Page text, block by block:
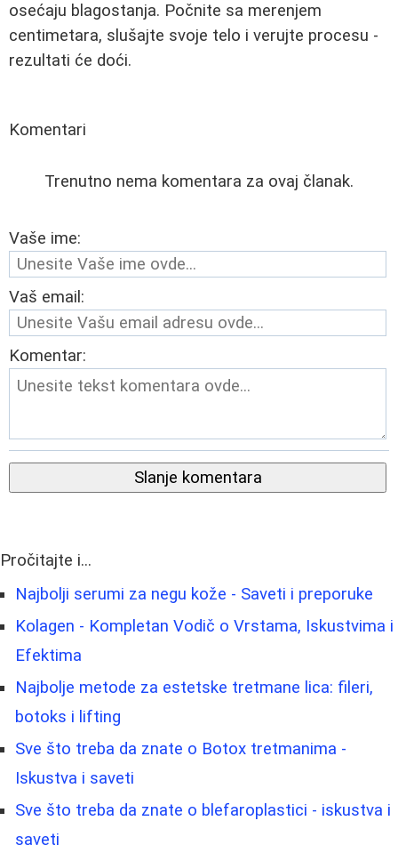
osećaju blagostanja. Počnite sa merenjem
centimetara, slušajte svoje telo i verujte procesu -
rezultati će doći.
Komentari
Trenutno nema komentara za ovaj članak.
Vaše ime:
Vaš email:
Komentar:
Slanje komentara
Pročitajte i...
Najbolji serumi za negu kože - Saveti i preporuke
Kolagen - Kompletan Vodič o Vrstama, Iskustvima i
Efektima
Najbolje metode za estetske tretmane lica: fileri,
botoks i lifting
Sve što treba da znate o Botox tretmanima -
Iskustva i saveti
Sve što treba da znate o blefaroplastici - iskustva i
saveti